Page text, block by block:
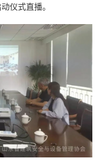
仪式直播。